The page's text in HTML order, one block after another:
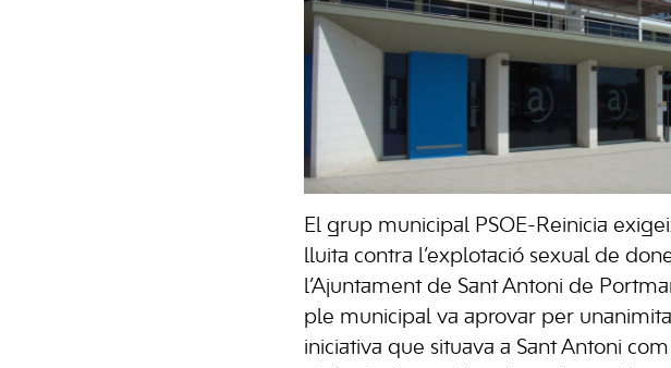
El grup municipal PSOE-Reinicia
lluita contra l’explotació sexual de
l’Ajuntament de Sant Antoni de
ple municipal va aprovar per
iniciativa que situava a Sant Antoni